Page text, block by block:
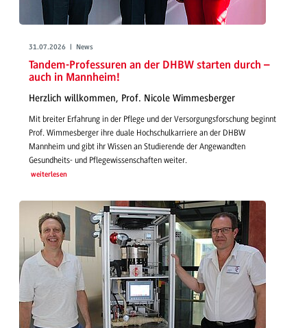
31.07.2026 | News
Tandem-Professuren an der DHBW starten durch –
auch in Mannheim!
Herzlich willkommen, Prof. Nicole Wimmesberger
Mit breiter Erfahrung in der Pflege und der Versorgungsforschung beginnt
Prof. Wimmesberger ihre duale Hochschulkarriere an der DHBW
Mannheim und gibt ihr Wissen an Studierende der Angewandten
Gesundheits- und Pflegewissenschaften weiter.
weiterlesen